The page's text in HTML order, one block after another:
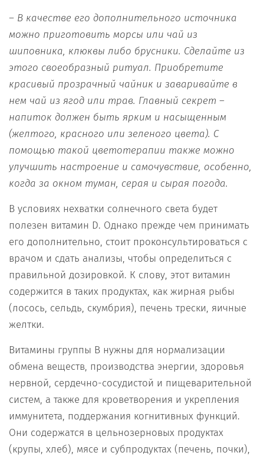
– В качестве его дополнительного источника
можно приготовить морсы или чай из
шиповника, клюквы либо брусники. Сделайте из
этого своеобразный ритуал. Приобретите
красивый прозрачный чайник и заваривайте в
нем чай из ягод или трав. Главный секрет –
напиток должен быть ярким и насыщенным
(желтого, красного или зеленого цвета). С
помощью такой цветотерапии также можно
улучшить настроение и самочувствие, особенно,
когда за окном туман, серая и сырая погода.
В условиях нехватки солнечного света будет
полезен витамин D. Однако прежде чем принимать
его дополнительно, стоит проконсультироваться с
врачом и сдать анализы, чтобы определиться с
правильной дозировкой. К слову, этот витамин
содержится в таких продуктах, как жирная рыбы
(лосось, сельдь, скумбрия), печень трески, яичные
желтки.
Витамины группы B нужны для нормализации
обмена веществ, производства энергии, здоровья
нервной, сердечно-сосудистой и пищеварительной
систем, а также для кроветворения и укрепления
иммунитета, поддержания когнитивных функций.
Они содержатся в цельнозерновых продуктах
(крупы, хлеб), мясе и субпродуктах (печень, почки),